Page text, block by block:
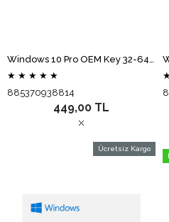
Windows 10 Pro OEM Key 32-64 Bit Türkçe (Elektronik Lisans)
★ ★ ★ ★ ★
885370938814
449,00 TL
Ücretsiz Kargo